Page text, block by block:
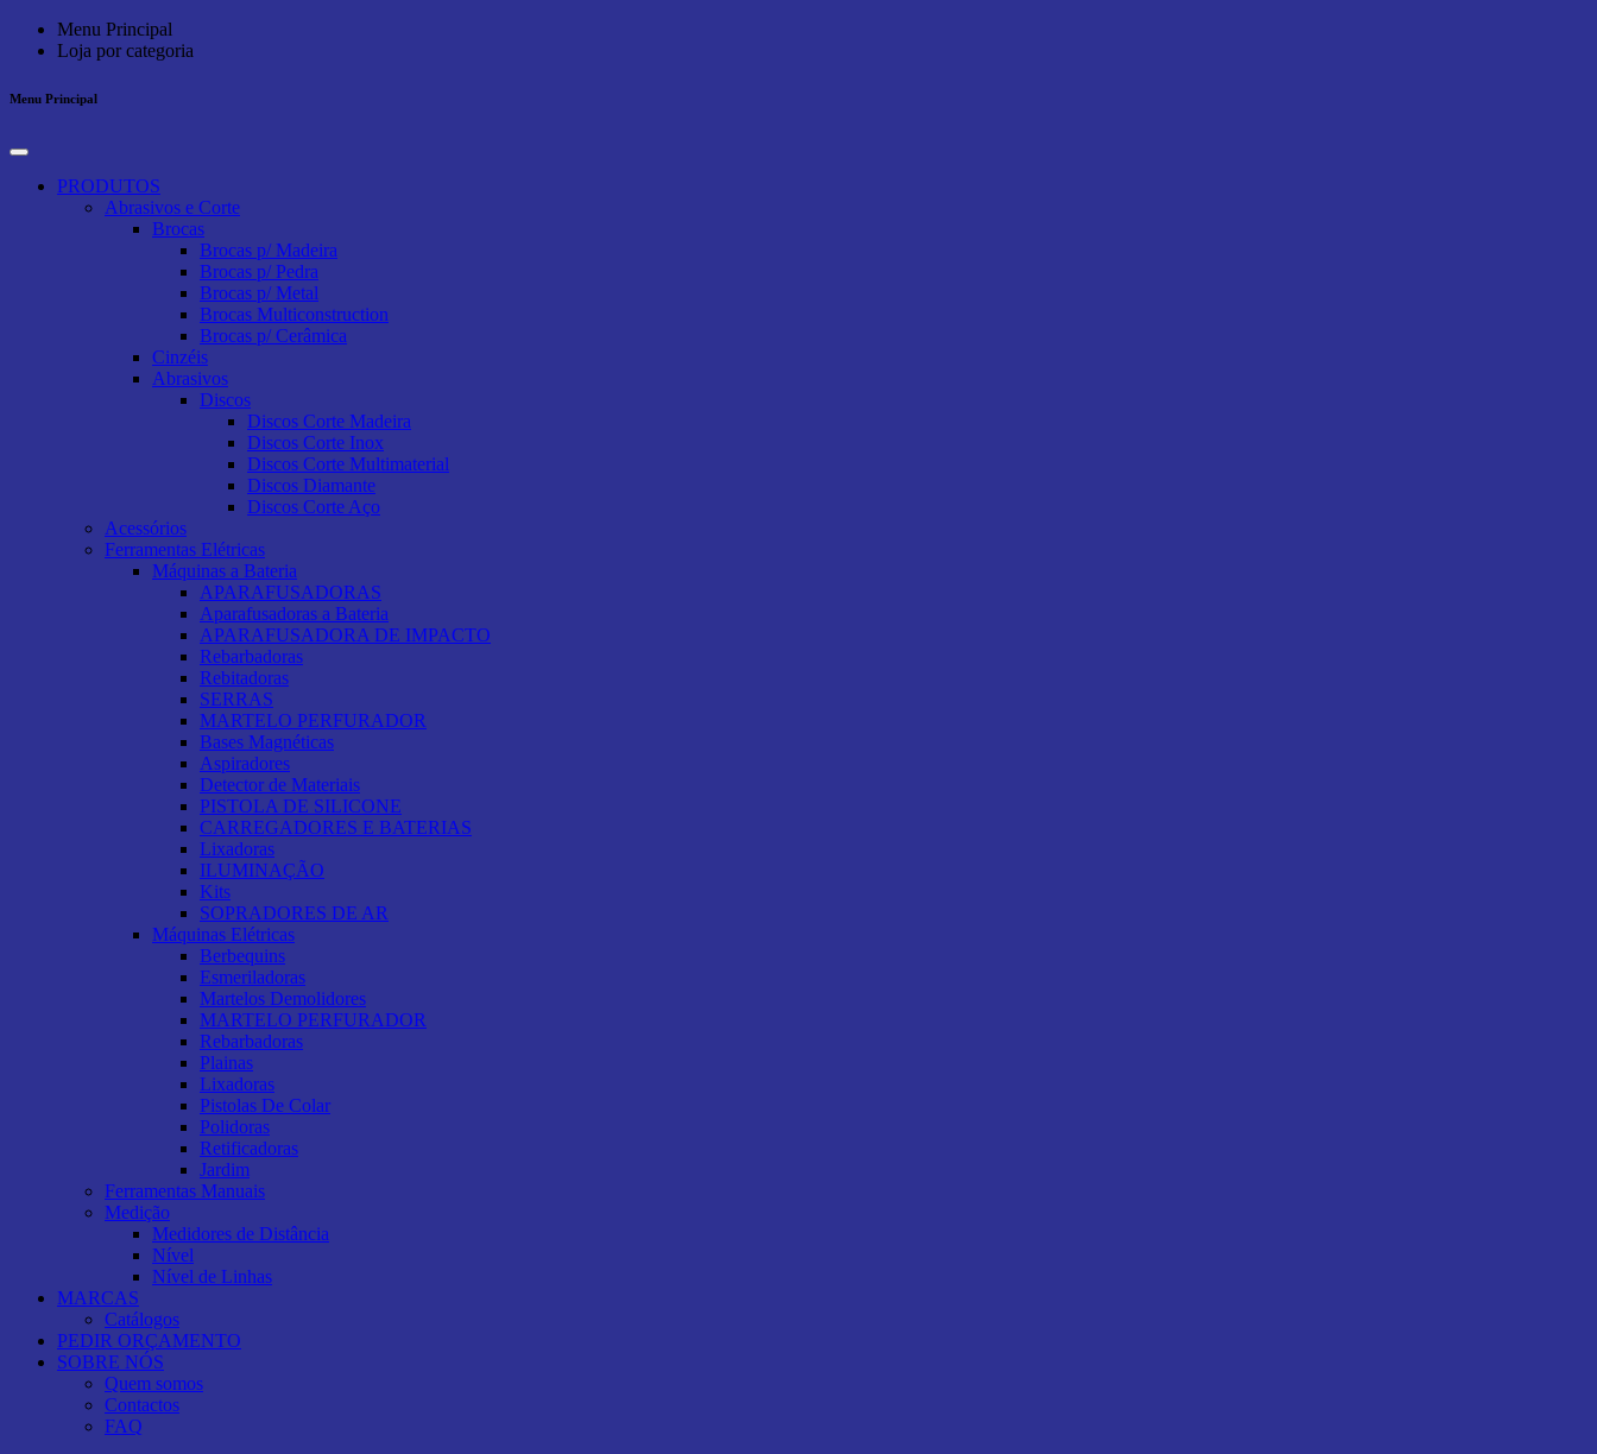
Menu Principal
Loja por categoria
Menu Principal
PRODUTOS
Abrasivos e Corte
Brocas
Brocas p/ Madeira
Brocas p/ Pedra
Brocas p/ Metal
Brocas Multiconstruction
Brocas p/ Cerâmica
Cinzéis
Abrasivos
Discos
Discos Corte Madeira
Discos Corte Inox
Discos Corte Multimaterial
Discos Diamante
Discos Corte Aço
Acessórios
Ferramentas Elétricas
Máquinas a Bateria
APARAFUSADORAS
Aparafusadoras a Bateria
APARAFUSADORA DE IMPACTO
Rebarbadoras
Rebitadoras
SERRAS
MARTELO PERFURADOR
Bases Magnéticas
Aspiradores
Detector de Materiais
PISTOLA DE SILICONE
CARREGADORES E BATERIAS
Lixadoras
ILUMINAÇÃO
Kits
SOPRADORES DE AR
Máquinas Elétricas
Berbequins
Esmeriladoras
Martelos Demolidores
MARTELO PERFURADOR
Rebarbadoras
Plainas
Lixadoras
Pistolas De Colar
Polidoras
Retificadoras
Jardim
Ferramentas Manuais
Medição
Medidores de Distância
Nível
Nível de Linhas
MARCAS
Catálogos
PEDIR ORÇAMENTO
SOBRE NÓS
Quem somos
Contactos
FAQ